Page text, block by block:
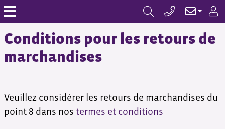
Conditions pour les retours de
marchandises
Veuillez considérer les retours de marchandises du
point 8 dans nos termes et conditions